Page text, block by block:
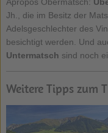
Jh., die im Besitz der
Adelsgeschlechter des
besichtigt werden. Und
Untermatsch sind noch
Weitere Tipps zum